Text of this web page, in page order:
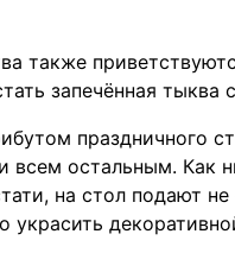
также
запечённая
праздничного
всем остальным. Как
на стол подают